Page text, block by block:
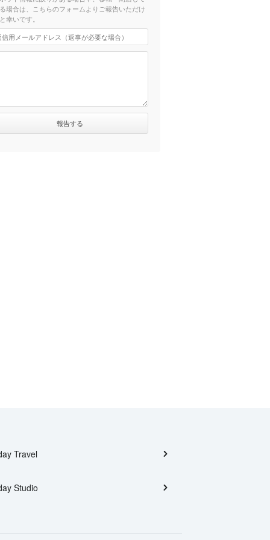
場合は、こちらのフォームよりご報告いただけ
幸いです。
Travel
Studio